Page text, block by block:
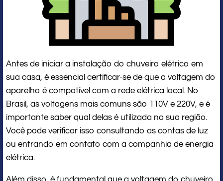
Antes de iniciar a instalação do chuveiro elétrico em
sua casa, é essencial certificar-se de que a voltagem do
aparelho é compatível com a rede elétrica local. No
Brasil, as voltagens mais comuns são 110V e 220V, e é
importante saber qual delas é utilizada na sua região.
Você pode verificar isso consultando as contas de luz
ou entrando em contato com a companhia de energia
elétrica.